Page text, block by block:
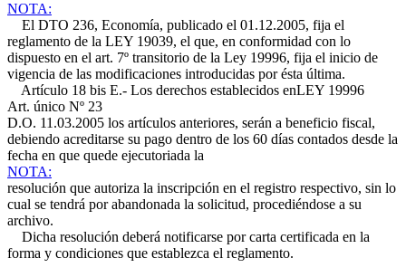
NOTA:
El DTO 236, Economía, publicado el 01.12.2005, fija el
reglamento de la LEY 19039, el que, en conformidad con lo
dispuesto en el art. 7º transitorio de la Ley 19996, fija el inicio de
vigencia de las modificaciones introducidas por ésta última.
Artículo 18 bis E.- Los derechos establecidos enLEY 19996
Art. único Nº 23
D.O. 11.03.2005 los artículos anteriores, serán a beneficio fiscal,
debiendo acreditarse su pago dentro de los 60 días contados desde la
fecha en que quede ejecutoriada la
NOTA:
resolución que autoriza la inscripción en el registro respectivo, sin lo
cual se tendrá por abandonada la solicitud, procediéndose a su
archivo.
Dicha resolución deberá notificarse por carta certificada en la
forma y condiciones que establezca el reglamento.